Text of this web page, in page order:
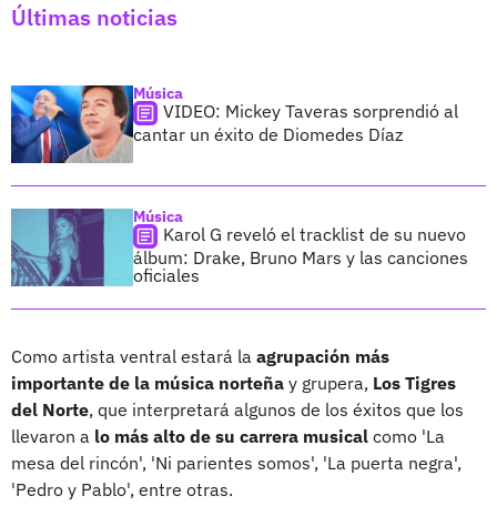
Últimas noticias
Música
VIDEO: Mickey Taveras sorprendió al
cantar un éxito de Diomedes Díaz
Música
Karol G reveló el tracklist de su nuevo
álbum: Drake, Bruno Mars y las canciones
oficiales
Como artista ventral estará la agrupación más
importante de la música norteña y grupera, Los Tigres
del Norte, que interpretará algunos de los éxitos que los
llevaron a lo más alto de su carrera musical como 'La
mesa del rincón', 'Ni parientes somos', 'La puerta negra',
'Pedro y Pablo', entre otras.